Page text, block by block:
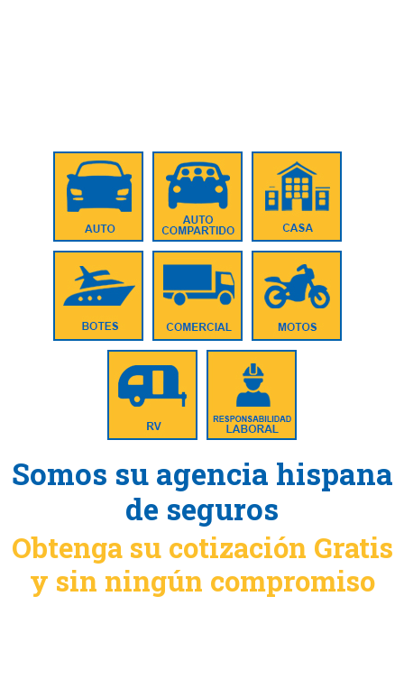
Somos su agencia hispana
de seguros
Obtenga su cotización Gratis
y sin ningún compromiso